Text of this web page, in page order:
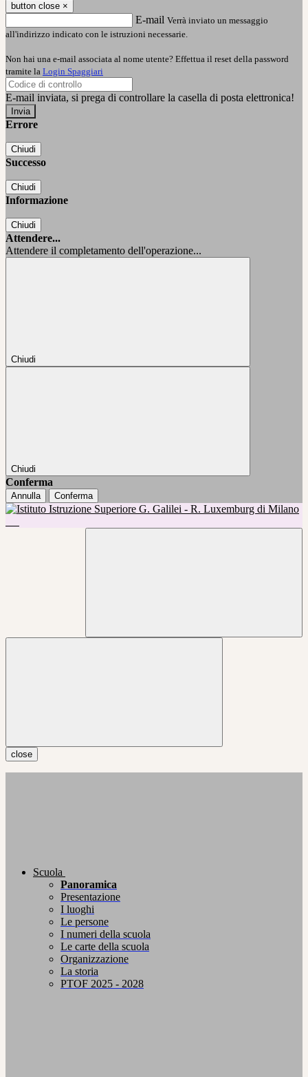
button close ×
E-mail Verrà inviato un messaggio
all'indirizzo indicato con le istruzioni necessarie.
Non hai una e-mail associata al nome utente? Effettua il reset della password
tramite la Login Spaggiari
E-mail inviata, si prega di controllare la casella di posta elettronica!
Errore
Chiudi
Successo
Chiudi
Informazione
Chiudi
Attendere...
Attendere il completamento dell'operazione...
Chiudi
Chiudi
Conferma
Annulla Conferma
close
Scuola
Panoramica
Presentazione
I luoghi
Le persone
I numeri della scuola
Le carte della scuola
Organizzazione
La storia
PTOF 2025 - 2028